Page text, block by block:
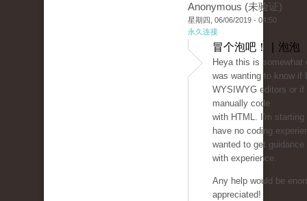
Anonymous (未验证)
星期四, 06/06/2019 - 04:50
永久连接
冒个泡吧！ | 泡泡
Heya this is
was wanting to know if
WYSIWYG editors or if
manually code
with HTML. I'm
have no coding
wanted to get
with experience.
Any help would be
appreciated!